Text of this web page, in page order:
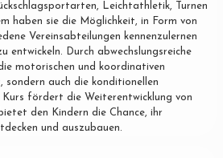
Leichtathletik, Turnen
haben sie die Möglichkeit, in Form von
Vereinsabteilungen kennenzulernen
entwickeln. Durch abwechslungsreiche
motorischen und koordinativen
sondern auch die konditionellen
fördert die Weiterentwicklung von
den Kindern die Chance, ihr
und auszubauen.